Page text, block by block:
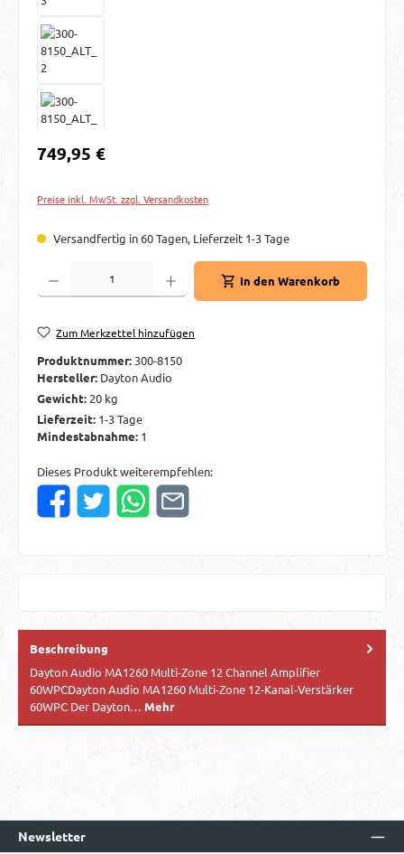
Regulärer Preis:
749,95 €
Preise inkl. MwSt. zzgl. Versandkosten
Versandfertig in 60 Tagen, Lieferzeit 1-3 Tage
Produkt Anzahl: Gib den gewünschten Wert ein oder benutze die Schaltflächen
In den Warenkorb
Zum Merkzettel hinzufügen
Produktnummer:300-8150
Hersteller: Dayton Audio
Gewicht: 20 kg
Lieferzeit: 1-3 Tage
Mindestabnahme: 1
Dieses Produkt weiterempfehlen:
Beschreibung
Dayton Audio MA1260 Multi-Zone 12 Channel Amplifier
60WPCDayton Audio MA1260 Multi-Zone 12-Kanal-Verstärker
60WPC Der Dayton… Mehr
Newsletter